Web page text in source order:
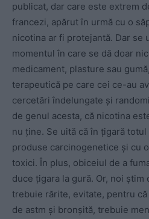
publicat, dar care este extrem
francezi, apărut în urmă cu o
nicotina ar fi protejantă. Dar se
momentul în care se dă doar
medicament, plasture sau
terapeutică pe care cei ce-au
cercetări îndelungate și
de genul acesta, că nicotina
nu ține. Se uită că în țigară
produse carcinogenetice și cu
toxici. În plus, obiceiul de a
duce țigara la gură. Or, noi
trebuie rărite, evitate, pentru
de astm și bronșită, trebuie